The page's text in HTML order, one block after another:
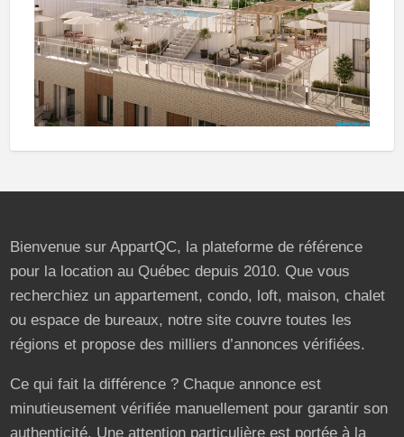
Bienvenue sur AppartQC, la plateforme de référence
pour la location au Québec depuis 2010. Que vous
recherchiez un appartement, condo, loft, maison, chalet
ou espace de bureaux, notre site couvre toutes les
régions et propose des milliers d’annonces vérifiées.
Ce qui fait la différence ? Chaque annonce est
minutieusement vérifiée manuellement pour garantir son
authenticité. Une attention particulière est portée à la